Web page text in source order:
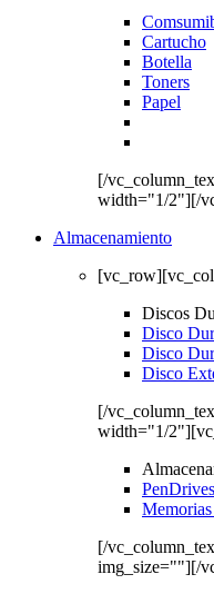
Cartucho
Botella
Toners
Papel
[/
width="1/2"][/
Almacenamiento
Discos
Disco
Disco
Disco
[/
width="1/
PenDrives
[/
img_size=""][/